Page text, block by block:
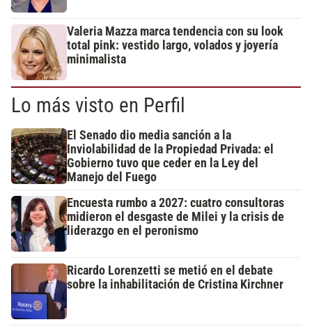
Valeria Mazza marca tendencia con su look
total pink: vestido largo, volados y joyería
minimalista
Lo más visto en Perfil
El Senado dio media sanción a la
Inviolabilidad de la Propiedad Privada: el
Gobierno tuvo que ceder en la Ley del
Manejo del Fuego
Encuesta rumbo a 2027: cuatro consultoras
midieron el desgaste de Milei y la crisis de
liderazgo en el peronismo
Ricardo Lorenzetti se metió en el debate
sobre la inhabilitación de Cristina Kirchner